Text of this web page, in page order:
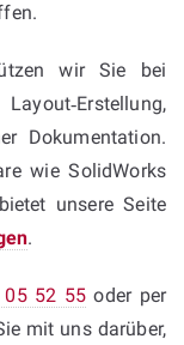
wir Sie bei
Dokumentation.
wie SolidWorks
unsere Seite
.
52 55 oder per
mit uns darüber,